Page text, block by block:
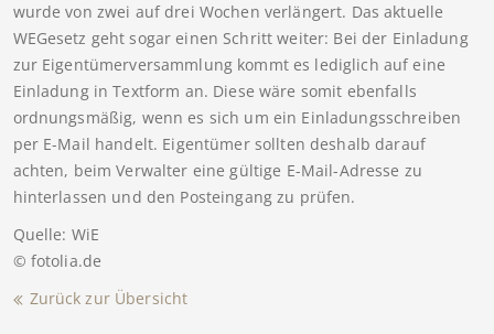
wurde von zwei auf drei Wochen verlängert. Das aktuelle
WEGesetz geht sogar einen Schritt weiter: Bei der Einladung
zur Eigentümerversammlung kommt es lediglich auf eine
Einladung in Textform an. Diese wäre somit ebenfalls
ordnungsmäßig, wenn es sich um ein Einladungsschreiben
per E-Mail handelt. Eigentümer sollten deshalb darauf
achten, beim Verwalter eine gültige E-Mail-Adresse zu
hinterlassen und den Posteingang zu prüfen.
Quelle: WiE
© fotolia.de
Zurück zur Übersicht